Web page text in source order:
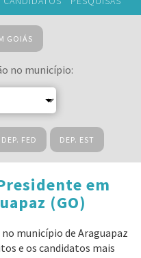
GOIÁS
no município:
DEP. FED DEP. EST
em
(GO)
município de Araguapaz
e os candidatos mais